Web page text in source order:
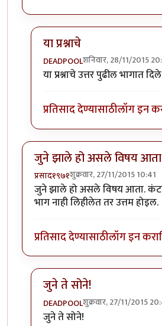
या प्रश्नाचे
DEADPOOLशनिवार, 28/11/2015
In reply toक्लीन बोल्ड !!by
या प्रश्नाचे उत्तर पुढील भागात
प्रतिसाद देण्यासाठीलॉग इन
जुने झाले हो असले विषय
प्रसाद१९७१शुक्रवार, 27/11/2015 10:41
जुने झाले हो असले विषय आता.
भाग नाही लिहीलेत तर उत्तम होइल.
प्रतिसाद देण्यासाठीलॉग इन करा
जुने ते सोने!
DEADPOOLशुक्रवार, 27/11/2015
In reply to
जुने ते सोने!